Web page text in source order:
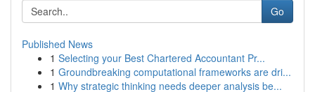
Go
Published News
1 Selecting your Best Chartered Accountant Pr...
1 Groundbreaking computational frameworks are dri...
1 Why strategic thinking needs deeper analysis be...